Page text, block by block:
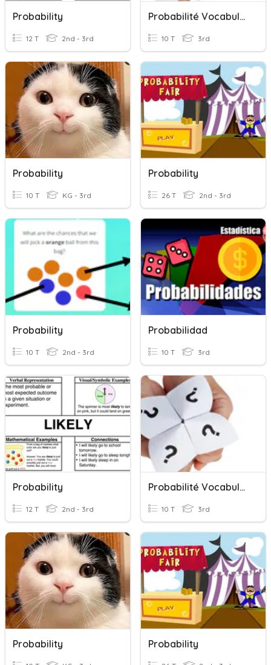
Probability
12 T 2nd - 3rd
Probabilité Vocabulaire
10 T 3rd
Probability
10 T KG - 3rd
Probability
26 T 2nd - 3rd
Probability
10 T 2nd - 3rd
Probabilidad
10 T 3rd
Probability
12 T 2nd - 3rd
Probabilité Vocabulaire
10 T 3rd
Probability Probability